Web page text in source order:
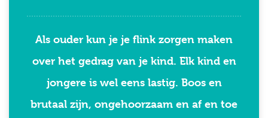
Als ouder kun je je flink zorgen maken
over het gedrag van je kind. Elk kind en
jongere is wel eens lastig. Boos en
brutaal zijn, ongehoorzaam en af en toe